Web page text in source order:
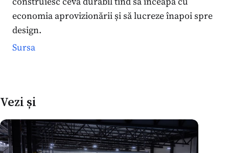
economia aprovizionării și să lucreze înapoi spre
design.
Sursa
Vezi și